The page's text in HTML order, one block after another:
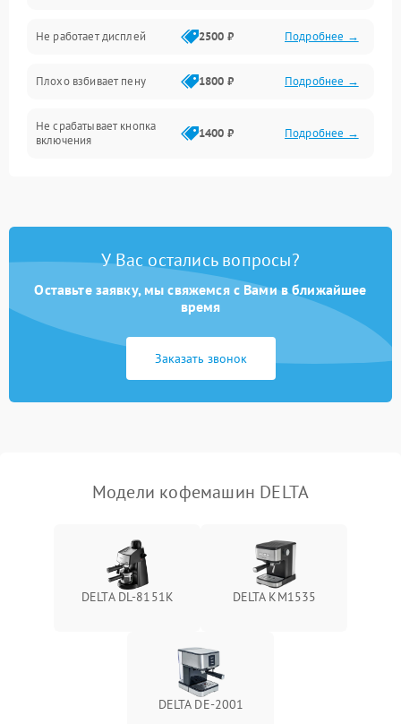
Управление и электроника
Программное обеспечение
Не работает дисплей 2500 ₽ Подробнее →
Плохо взбивает пену 1800 ₽ Подробнее →
Не срабатывает кнопка
включения
1400 ₽ Подробнее →
Постоянные сбои в работе 1500 ₽ Подробнее →
У Вас остались вопросы?
Оставьте заявку, мы свяжемся с Вами в ближайшее
время
Заказать звонок
Модели кофемашин DELTA
DELTA DL-8151K DELTA KM1535
DELTA DE-2001